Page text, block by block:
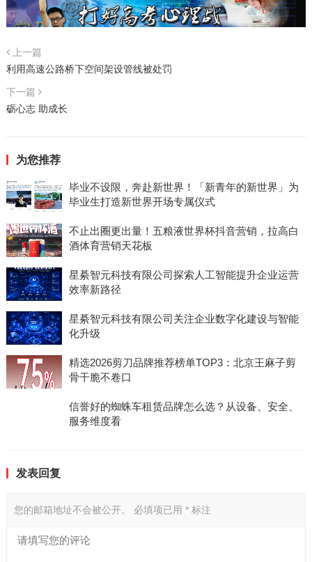
上一篇
利用高速公路桥下空间架设管线被处罚
下一篇
砺心志 助成长
为您推荐
毕业不设限，奔赴新世界！「新青年的新世界」为
毕业生打造新世界开场专属仪式
不止出圈更出量！五粮液世界杯抖音营销，拉高白
酒体育营销天花板
星綦智元科技有限公司探索人工智能提升企业运营
效率新路径
星綦智元科技有限公司关注企业数字化建设与智能
化升级
精选2026剪刀品牌推荐榜单TOP3：北京王麻子剪
骨干脆不卷口
信誉好的蜘蛛车租赁品牌怎么选？从设备、安全、
服务维度看
发表回复
您的邮箱地址不会被公开。 必填项已用 *标注